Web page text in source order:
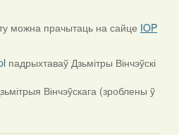
можна прачытаць на сайце IOP
падрыхтаваў Дзьмітры Вінчэўскі
Вінчэўскага (зроблены ў